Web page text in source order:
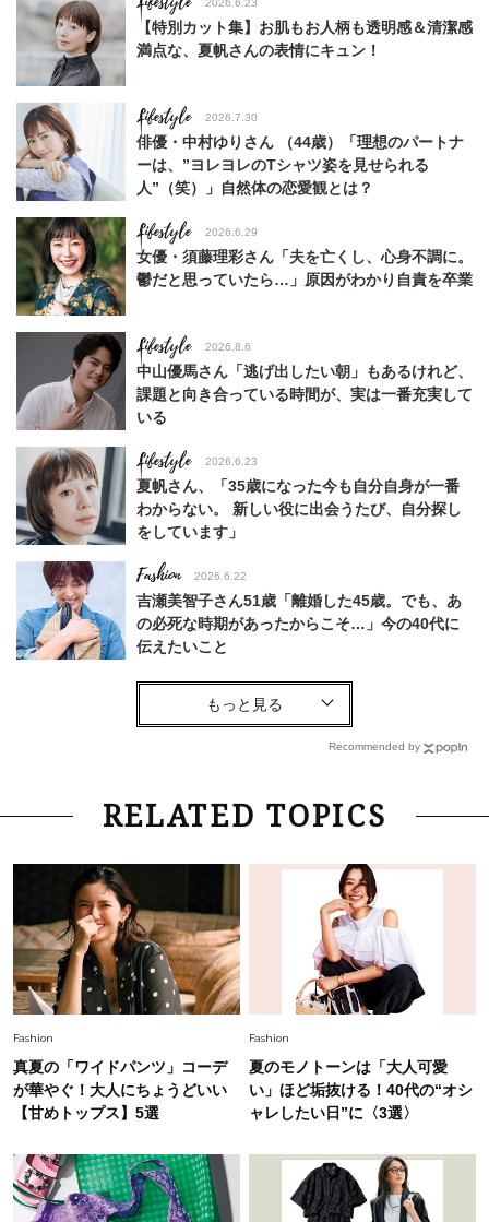
2026.6.23
【特別カット集】お肌もお人柄も透明感＆清潔感
満点な、夏帆さんの表情にキュン！
Lifestyle 2026.7.30
俳優・中村ゆりさん （44歳）「理想のパートナ
ーは、”ヨレヨレのTシャツ姿を見せられる
人”（笑）」自然体の恋愛観とは？
Lifestyle 2026.6.29
女優・須藤理彩さん「夫を亡くし、心身不調に。
鬱だと思っていたら…」原因がわかり自責を卒業
Lifestyle 2026.8.6
中山優馬さん「逃げ出したい朝」もあるけれど、
課題と向き合っている時間が、実は一番充実して
いる
Lifestyle 2026.6.23
夏帆さん、「35歳になった今も自分自身が一番
わからない。 新しい役に出会うたび、自分探し
をしています」
Fashion 2026.6.22
吉瀬美智子さん51歳「離婚した45歳。でも、あ
の必死な時期があったからこそ…」今の40代に
伝えたいこと
Fashion
【40代コンサバ派】白Tシャツは「パール×ゴー
Lifestyle 2026.7.29
「お若いですね」は褒め言葉？“若い＝美しい”と
Lifestyle 2026.7.29
「人間、役に立たなきゃ生きてちゃいかんか？」
上野千鶴子先生が問い直す“理想の老後”の呪縛
【ジェンダー連載23】
2026.8.6
26年夏の【開運アクション】は”ひと拭き”習
慣！「金運アップ→トイレ、じゃあ底上げ運
は？」
Lifestyle
梅宮アンナさん 電撃婚から1年、家族の価値観
を育み中「理想の暮らしよりも今の心地よさを選
Recommended by
RELATED TOPICS
Fashion
真夏の「ワイドパンツ」コーデ
が華やぐ！大人にちょうどいい
【甘めトップス】5選
Fashion
夏のモノトーンは「大人可愛
い」ほど垢抜ける！40代の“オシ
ャレしたい日”に〈3選〉